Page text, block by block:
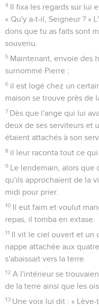
4 Il fixa les regards sur lui
« Qu'y a-t-il, Seigneur ? »
dons que tu as faits sont
souvenu.
5 Maintenant, envoie des
surnommé Pierre ;
6 il est logé chez un
maison se trouve près de
7 Dès que l'ange qui lui
deux de ses serviteurs et
étaient attachés à son
8 il leur raconta tout ce qui
9 Le lendemain, alors que
qu'ils approchaient de la
midi pour prier.
10 Il eut faim et voulut
repas, il tomba en extase.
11 Il vit le ciel ouvert et un
nappe attachée aux
s'abaissait vers la terre.
12 A l'intérieur se
de la terre ainsi que les
13 Une voix lui dit : «